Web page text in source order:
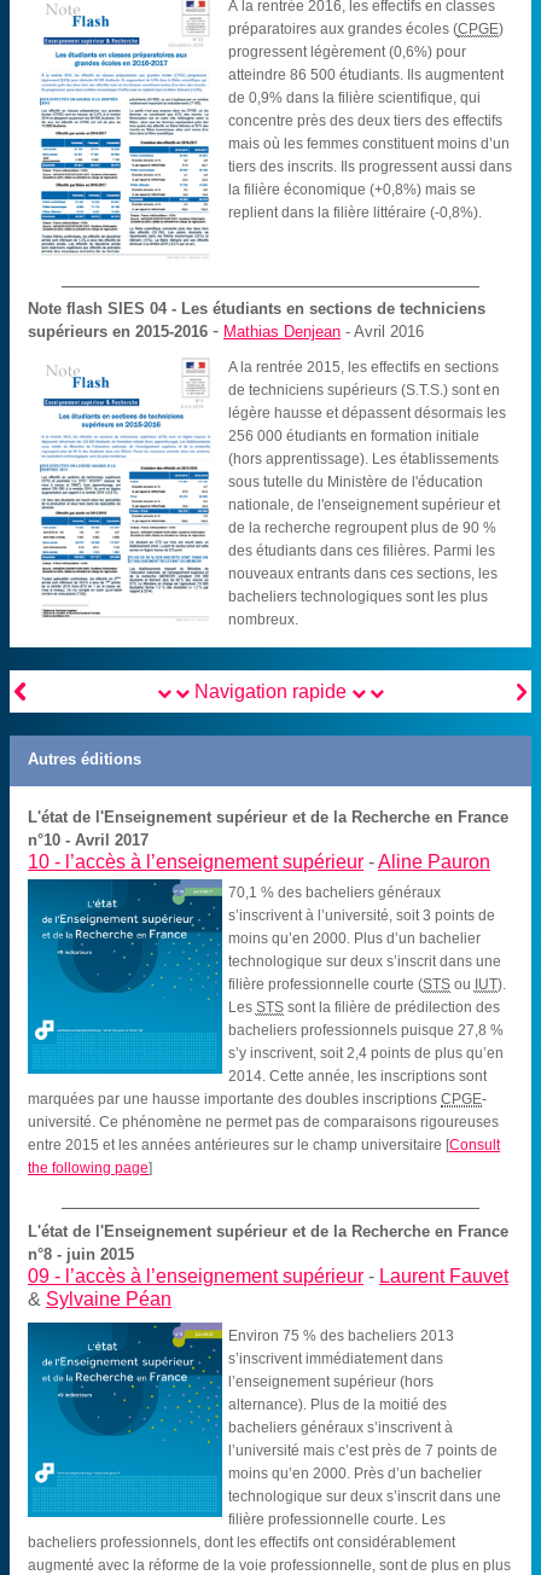
À la rentrée 2016, les effectifs en classes
préparatoires aux grandes écoles (CPGE)
progressent légèrement (0,6%) pour
atteindre 86 500 étudiants. Ils augmentent
de 0,9% dans la filière scientifique, qui
concentre près des deux tiers des effectifs
mais où les femmes constituent moins d’un
tiers des inscrits. Ils progressent aussi dans
la filière économique (+0,8%) mais se
replient dans la filière littéraire (-0,8%).
Note flash SIES 04 - Les étudiants en sections de techniciens
supérieurs en 2015-2016 - Mathias Denjean - Avril 2016
A la rentrée 2015, les effectifs en sections
de techniciens supérieurs (S.T.S.) sont en
légère hausse et dépassent désormais les
256 000 étudiants en formation initiale
(hors apprentissage). Les établissements
sous tutelle du Ministère de l'éducation
nationale, de l'enseignement supérieur et
de la recherche regroupent plus de 90 %
des étudiants dans ces filières. Parmi les
nouveaux entrants dans ces sections, les
bacheliers technologiques sont les plus
nombreux.
 
Navigation rapide
Autres éditions
L'état de l'Enseignement supérieur et de la Recherche en France
n°10 - Avril 2017
10 - l’accès à l’enseignement supérieur -Aline Pauron
70,1 % des bacheliers généraux
s’inscrivent à l’université, soit 3 points de
moins qu’en 2000. Plus d’un bachelier
technologique sur deux s’inscrit dans une
filière professionnelle courte (STSou IUT).
Les STSsont la filière de prédilection des
bacheliers professionnels puisque 27,8 %
s’y inscrivent, soit 2,4 points de plus qu’en
2014. Cette année, les inscriptions sont
marquées par une hausse importante des doubles inscriptionsCPGE-
université. Ce phénomène ne permet pas de comparaisons rigoureuses
entre 2015 et les années antérieures sur le champ universitaire [Consult
the following page]
L'état de l'Enseignement supérieur et de la Recherche en France
n°8 - juin 2015
09 - l’accès à l’enseignement supérieur - Laurent Fauvet
& Sylvaine Péan
Environ 75 % des bacheliers 2013
s’inscrivent immédiatement dans
l’enseignement supérieur (hors
alternance). Plus de la moitié des
bacheliers généraux s’inscrivent à
l’université mais c’est près de 7 points de
moins qu’en 2000. Près d’un bachelier
technologique sur deux s’inscrit dans une
filière professionnelle courte. Les
bacheliers professionnels, dont les effectifs ont considérablement
augmenté avec la réforme de la voie professionnelle, sont de plus en plus